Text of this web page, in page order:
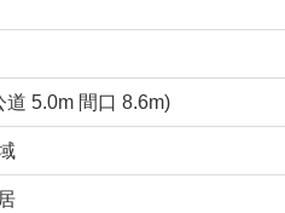
道 5.0m 間口 8.6m)